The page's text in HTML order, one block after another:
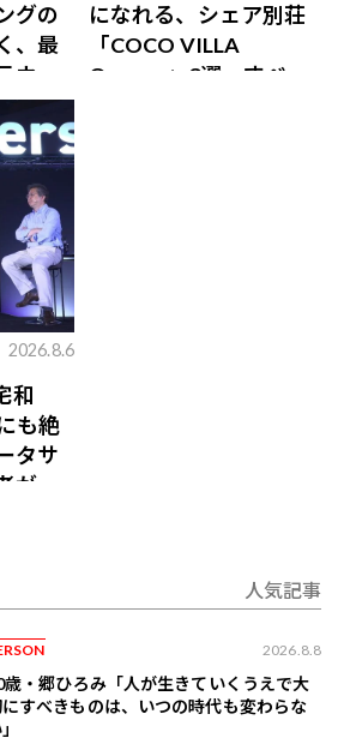
グの
、最
ウン
になれる、シェア別荘
「COCO VILLA
Owners」3選。すべて
2026.8.6
和
も絶
タサ
が語
人気記事
2026.8.8
歳・郷ひろみ「人が生きていくうえで大
すべきものは、いつの時代も変わらな